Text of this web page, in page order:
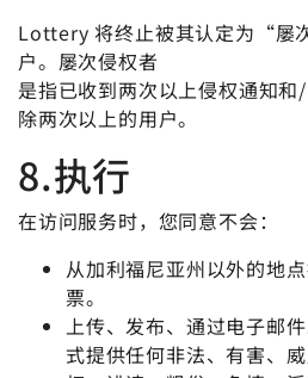
Lottery 将终止被其认定为“屡
户。屡次侵权者
是指已收到两次以上侵权通知
除两次以上的用户。
8.执行
在访问服务时，您同意不会：
从加利福尼亚州以外的地
票。
上传、发布、通过电子邮
式提供任何非法、有害、